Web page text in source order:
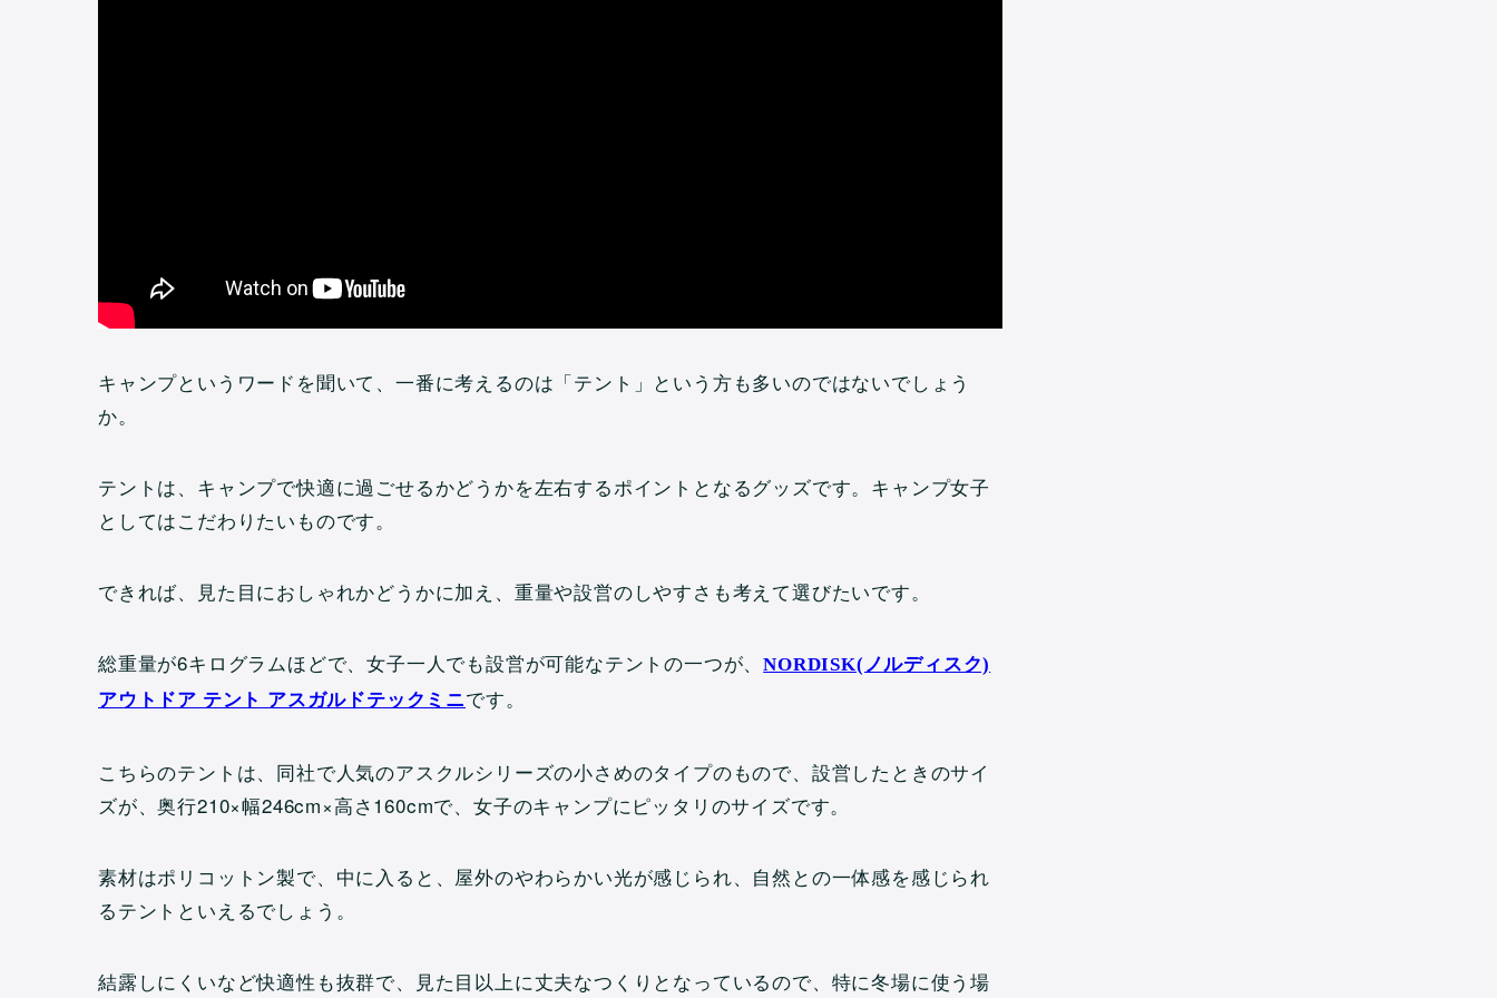
キャンプというワードを聞いて、一番に考えるのは「テント」という方も多いのではないでしょう
か。
テントは、キャンプで快適に過ごせるかどうかを左右するポイントとなるグッズです。キャンプ女子
としてはこだわりたいものです。
できれば、見た目におしゃれかどうかに加え、重量や設営のしやすさも考えて選びたいです。
総重量が6キログラムほどで、女子一人でも設営が可能なテントの一つが、NORDISK(ノルディスク)
アウトドア テント アスガルドテックミニです。
こちらのテントは、同社で人気のアスクルシリーズの小さめのタイプのもので、設営したときのサイ
ズが、奥行210×幅246cm×高さ160cmで、女子のキャンプにピッタリのサイズです。
素材はポリコットン製で、中に入ると、屋外のやわらかい光が感じられ、自然との一体感を感じられ
るテントといえるでしょう。
結露しにくいなど快適性も抜群で、見た目以上に丈夫なつくりとなっているので、特に冬場に使う場